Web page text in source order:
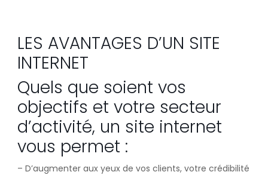
LES AVANTAGES D’UN SITE
INTERNET
Quels que soient vos
objectifs et votre secteur
d’activité, un site internet
vous permet :
– D’augmenter aux yeux de vos clients, votre crédibilité